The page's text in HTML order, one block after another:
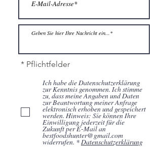
* Pflichtfelder
Ich habe die Datenschutzerklärung
zur Kenntnis genommen. Ich stimme
zu, dass meine Angaben und Daten
zur Beantwortung meiner Anfrage
elektronisch erhoben und gespeichert
werden. Hinweis: Sie können Ihre
Einwilligung jederzeit für die
Zukunft per E-Mail an
bestfoodshunter@gmail.com
widerrufen. * Datenschutzerklärung